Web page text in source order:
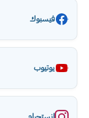
فيسبوك
يوتيوب